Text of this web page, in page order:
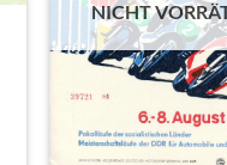
NICHT